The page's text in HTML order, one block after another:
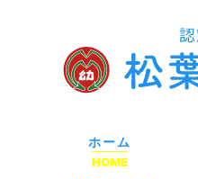
ホーム
HOME